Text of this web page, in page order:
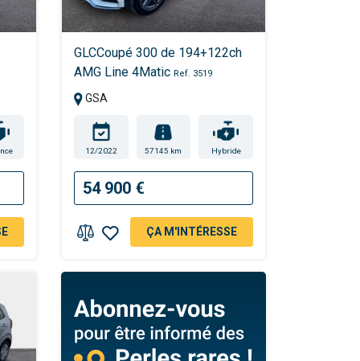
GLCCoupé 300 de 194+122ch
AMG Line 4Matic Ref. 3519
GSA
12/2022 57145 km Hybride
54 900 €
ÇA M'INTÉRESSE